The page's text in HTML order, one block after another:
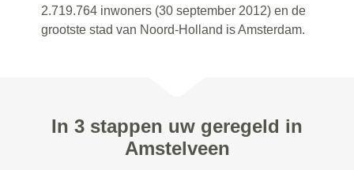
2.719.764 inwoners (30 september 2012) en de
grootste stad van Noord-Holland is Amsterdam.
In 3 stappen uw geregeld in
Amstelveen